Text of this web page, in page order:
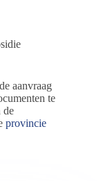
aanvraag
te
de
provincie